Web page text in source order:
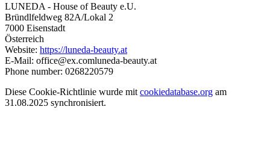
LUNEDA - House of Beauty e.U.
Bründlfeldweg 82A/Lokal 2
7000 Eisenstadt
Österreich
Website: https://luneda-beauty.at
E-Mail: office@ex.comluneda-beauty.at
Phone number: 0268220579
Diese Cookie-Richtlinie wurde mit cookiedatabase.org am
31.08.2025 synchronisiert.